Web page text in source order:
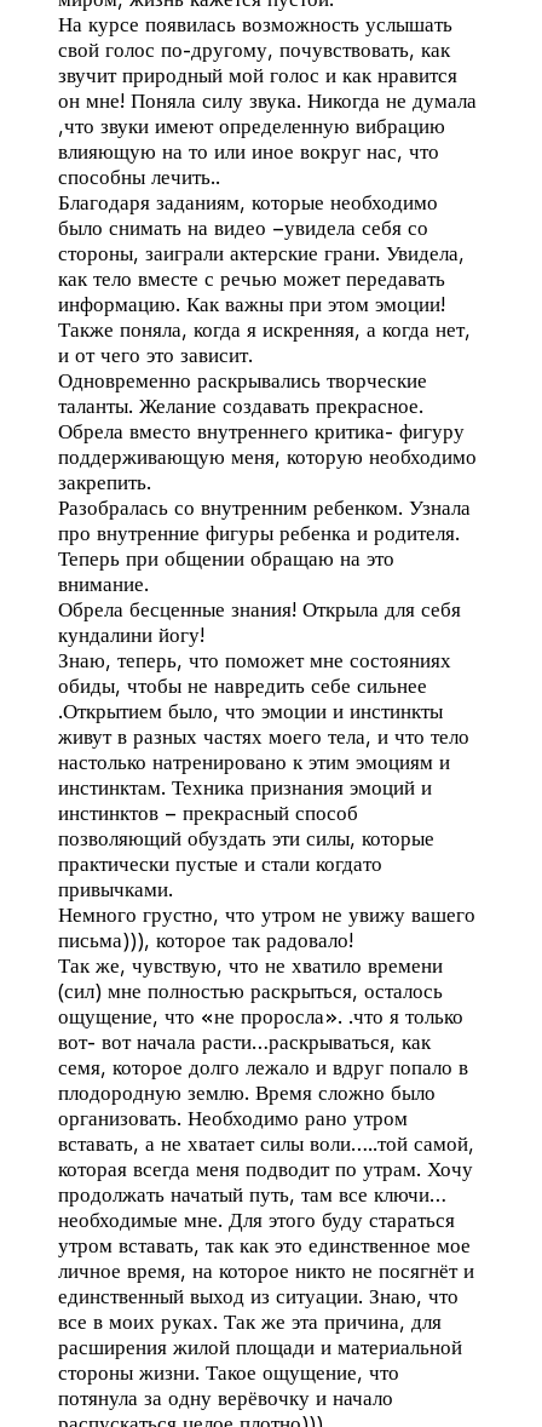
На курсе появилась возможность услышать
свой голос по-другому, почувствовать, как
звучит природный мой голос и как нравится
он мне! Поняла силу звука. Никогда не думала
,что звуки имеют определенную вибрацию
влияющую на то или иное вокруг нас, что
способны лечить..
Благодаря заданиям, которые необходимо
было снимать на видео –увидела себя со
стороны, заиграли актерские грани. Увидела,
как тело вместе с речью может передавать
информацию. Как важны при этом эмоции!
Также поняла, когда я искренняя, а когда нет,
и от чего это зависит.
Одновременно раскрывались творческие
таланты. Желание создавать прекрасное.
Обрела вместо внутреннего критика- фигуру
поддерживающую меня, которую необходимо
закрепить.
Разобралась со внутренним ребенком. Узнала
про внутренние фигуры ребенка и родителя.
Теперь при общении обращаю на это
внимание.
Обрела бесценные знания! Открыла для себя
кундалини йогу!
Знаю, теперь, что поможет мне состояниях
обиды, чтобы не навредить себе сильнее
.Открытием было, что эмоции и инстинкты
живут в разных частях моего тела, и что тело
настолько натренировано к этим эмоциям и
инстинктам. Техника признания эмоций и
инстинктов – прекрасный способ
позволяющий обуздать эти силы, которые
практически пустые и стали когдато
привычками.
Немного грустно, что утром не увижу вашего
письма))), которое так радовало!
Так же, чувствую, что не хватило времени
(сил) мне полностью раскрыться, осталось
ощущение, что «не проросла». .что я только
вот- вот начала расти…раскрываться, как
семя, которое долго лежало и вдруг попало в
плодородную землю. Время сложно было
организовать. Необходимо рано утром
вставать, а не хватает силы воли…..той самой,
которая всегда меня подводит по утрам. Хочу
продолжать начатый путь, там все ключи…
необходимые мне. Для этого буду стараться
утром вставать, так как это единственное мое
личное время, на которое никто не посягнёт и
единственный выход из ситуации. Знаю, что
все в моих руках. Так же эта причина, для
расширения жилой площади и материальной
стороны жизни. Такое ощущение, что
потянула за одну верёвочку и начало